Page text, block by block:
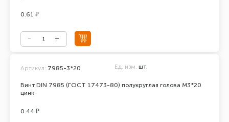
0.61 ₽
Винт DIN 7985 (ГОСТ 17473-80) полукруглая голова М3*20
цинк
Артикул: 7985-3*20 Ед. изм. шт.
0.44 ₽